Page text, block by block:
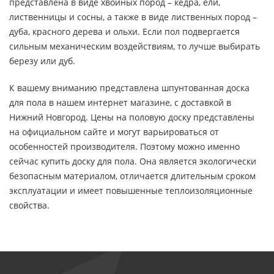
лиственницы и сосны, а также в виде лиственных пород –
дуба, красного дерева и ольхи. Если пол подвергается
сильным механическим воздействиям, то лучше выбирать
березу или дуб.
К вашему вниманию представлена шпунтованная доска
для пола в нашем интернет магазине, с доставкой в
Нижний Новгород. Цены на половую доску представлены
на официальном сайте и могут варьироваться от
особенностей производителя. Поэтому можно именно
сейчас купить доску для пола. Она является экологически
безопасным материалом, отличается длительным сроком
эксплуатации и имеет повышенные теплоизоляционные
свойства.